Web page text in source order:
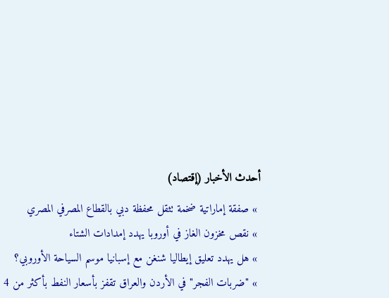
أحدث الأخبار (إقتصاد)
» صفقة إماراتية ضخمة تثقل محفظة دبي بالقطاع المصرفي المصري
» نقص مخزون الغاز في أوروبا يهدد إمدادات الشتاء
» هل يهدد تعليق إيطاليا شنغن مع إسبانيا موسم السياحة الأوروبي؟
» "ضربات الفجر" في الأردن والعراق تقفز بأسعار النفط بأكثر من 4 بالمئة